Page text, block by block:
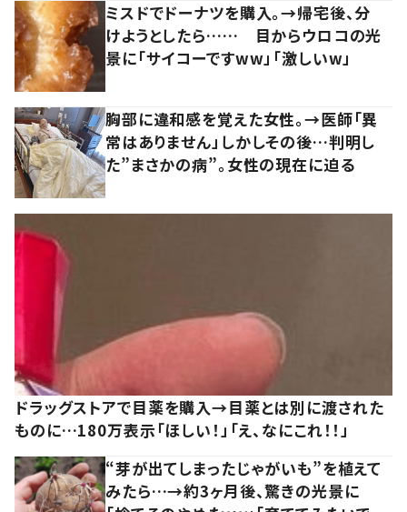
ミスドでドーナツを購入。→帰宅後、分
けようとしたら…… 目からウロコの光
景に「サイコーですww」「激しいw」
胸部に違和感を覚えた女性。→医師「異
常はありません」しかしその後…判明し
た”まさかの病”。女性の現在に迫る
ドラッグストアで目薬を購入→目薬とは別に渡された
ものに…180万表示「ほしい！」「え、なにこれ！！」
“芽が出てしまったじゃがいも”を植えて
みたら…→約3ヶ月後、驚きの光景に